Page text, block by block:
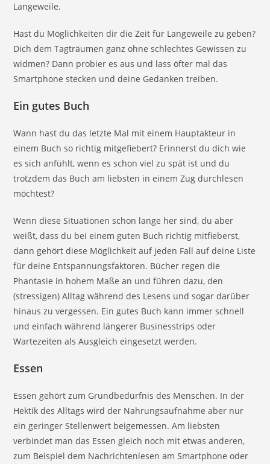
Langeweile.
Hast du Möglichkeiten dir die Zeit für Langeweile zu geben?
Dich dem Tagträumen ganz ohne schlechtes Gewissen zu
widmen? Dann probier es aus und lass öfter mal das
Smartphone stecken und deine Gedanken treiben.
Ein gutes Buch
Wann hast du das letzte Mal mit einem Hauptakteur in
einem Buch so richtig mitgefiebert? Erinnerst du dich wie
es sich anfühlt, wenn es schon viel zu spät ist und du
trotzdem das Buch am liebsten in einem Zug durchlesen
möchtest?
Wenn diese Situationen schon lange her sind, du aber
weißt, dass du bei einem guten Buch richtig mitfieberst,
dann gehört diese Möglichkeit auf jeden Fall auf deine Liste
für deine Entspannungsfaktoren. Bücher regen die
Phantasie in hohem Maße an und führen dazu, den
(stressigen) Alltag während des Lesens und sogar darüber
hinaus zu vergessen. Ein gutes Buch kann immer schnell
und einfach während längerer Businesstrips oder
Wartezeiten als Ausgleich eingesetzt werden.
Essen
Essen gehört zum Grundbedürfnis des Menschen. In der
Hektik des Alltags wird der Nahrungsaufnahme aber nur
ein geringer Stellenwert beigemessen. Am liebsten
verbindet man das Essen gleich noch mit etwas anderen,
zum Beispiel dem Nachrichtenlesen am Smartphone oder